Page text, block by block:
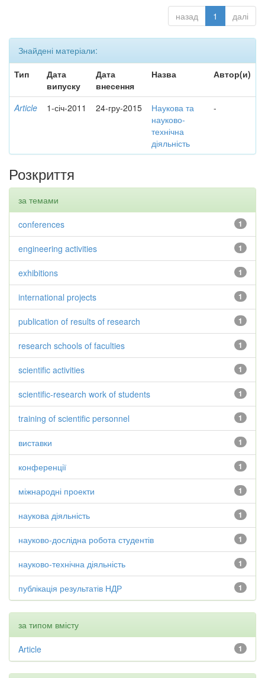
назад 1 далі
Знайдені матеріали:
Тип
Дата
випуску
Дата
внесення
Назва Автор(и)
Article 1-січ-2011 24-гру-2015
Наукова та
науково-
технічна
діяльність
-
Розкриття
за темами
1
conferences
1
engineering activities
1
exhibitions
1
international projects
1
publication of results of research
1
research schools of faculties
1
scientific activities
1
scientific-research work of students
1
training of scientific personnel
1
виставки
1
конференції
1
міжнародні проекти
1
наукова діяльність
1
науково-дослідна робота студентів
1
науково-технічна діяльність
1
публікація результатів НДР
за типом вмісту
1
Article